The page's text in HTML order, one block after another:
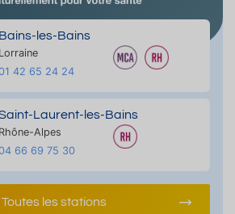
Bains-les-Bains
Lorraine
42 65 24 24
Laurent-les-Bains
Rhône-Alpes
66 69 75 30
Toutes les stations